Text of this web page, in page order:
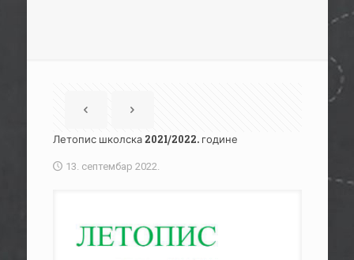
Летопис школска 2021/2022. године
13. септембар 2022.